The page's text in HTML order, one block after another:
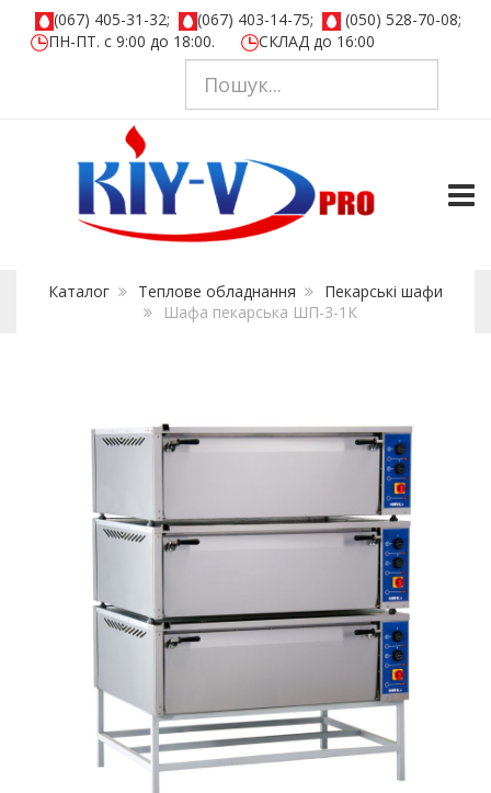
(067) 405-31-32; (067) 403-14-75;
(050) 528-70-08;
ПН-ПТ. с 9:00 до 18:00.
СКЛАД до 16:00
Каталог Теплове обладнання
Пекарськi шафи
Шафа пекарська ШП-3-1К